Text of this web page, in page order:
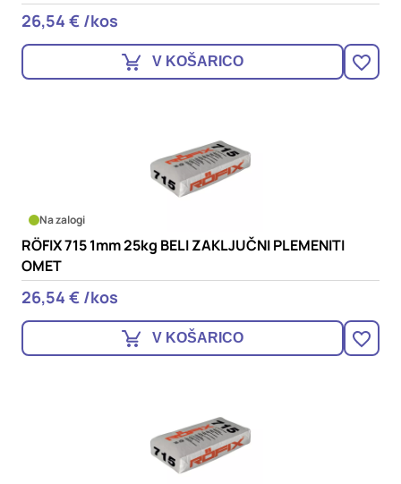
26,54 € /kos
V KOŠARICO
Na zalogi
RÖFIX 715 1mm 25kg BELI ZAKLJUČNI PLEMENITI
OMET
26,54 € /kos
V KOŠARICO